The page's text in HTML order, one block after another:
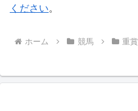
ください。
ホーム 競馬 重